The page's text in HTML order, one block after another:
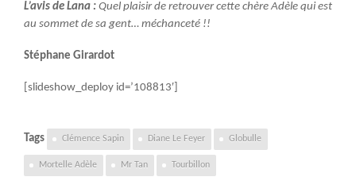
L’avis de Lana : Quel plaisir de retrouver cette chère Adèle qui est
au sommet de sa gent… méchanceté !!
Stéphane Girardot
[slideshow_deploy id=’108813′]
Tags Clémence Sapin Diane Le Feyer Globulle
Mortelle Adèle Mr Tan Tourbillon